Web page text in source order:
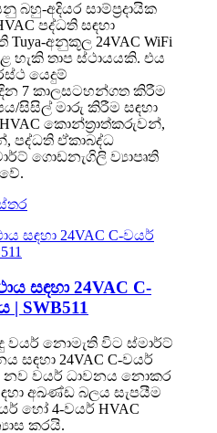
බහු-අදියර සාම්ප්‍රදායික
පද්ධති සඳහා
අනුකූල 24VAC WiFi
හැකි තාප ස්ථායයකි. එය
යෙදුම්
7 කාලසටහන්ගත කිරීම
සිසිල් මාරු කිරීම සඳහා
කොන්ත්‍රාත්කරුවන්,
පද්ධති ඒකාබද්ධ
ගොඩනැගිලි ව්‍යාපෘති
සඳහා 24VAC C-
SWB511
වයර් නොමැති විට ස්මාර්ට්
සඳහා 24VAC C-වයර්
නව වයර් ධාවනය නොකර
අඛණ්ඩ බලය සැපයීම
හෝ 4-වයර් HVAC
කරයි.